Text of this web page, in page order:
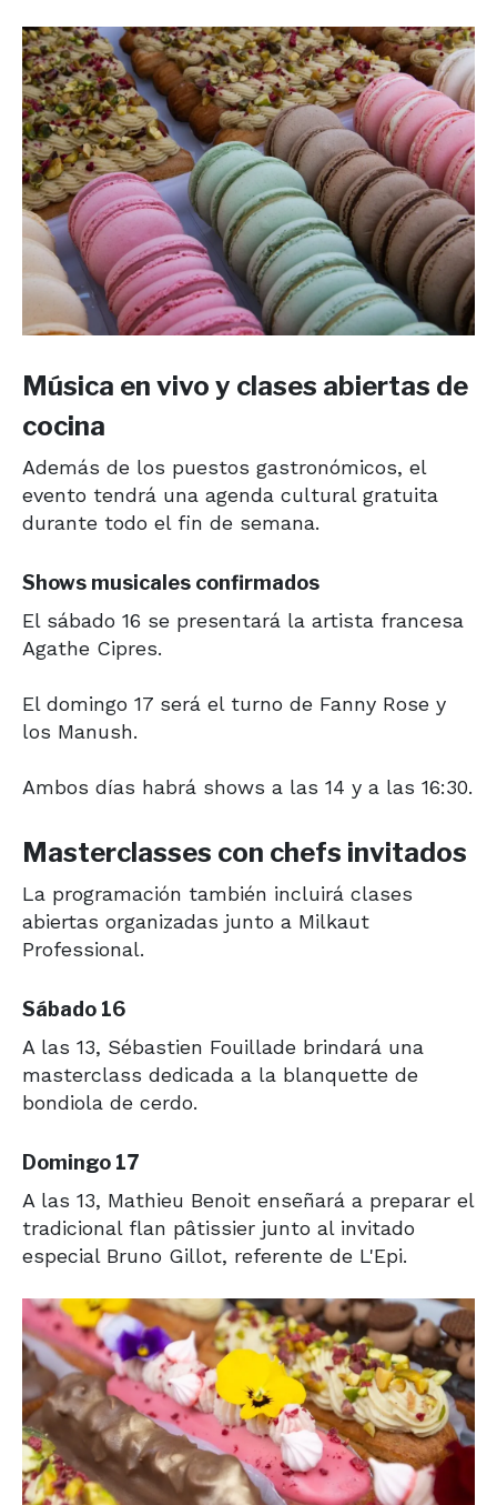
Música en vivo y clases abiertas de
cocina
Además de los puestos gastronómicos, el
evento tendrá una agenda cultural gratuita
durante todo el fin de semana.
Shows musicales confirmados
El sábado 16 se presentará la artista francesa
Agathe Cipres.
El domingo 17 será el turno de Fanny Rose y
los Manush.
Ambos días habrá shows a las 14 y a las 16:30.
Masterclasses con chefs invitados
La programación también incluirá clases
abiertas organizadas junto a Milkaut
Professional.
Sábado 16
A las 13, Sébastien Fouillade brindará una
masterclass dedicada a la blanquette de
bondiola de cerdo.
Domingo 17
A las 13, Mathieu Benoit enseñará a preparar el
tradicional flan pâtissier junto al invitado
especial Bruno Gillot, referente de L'Epi.